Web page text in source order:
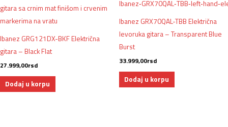
Ibanez GRG121DX-BKF Električna
gitara – Black Flat
27.999,00rsd
Dodaj u korpu
Ibanez GRX70QAL-TBB Električna
levoruka gitara – Transparent Blue
Burst
33.999,00rsd
Dodaj u korpu